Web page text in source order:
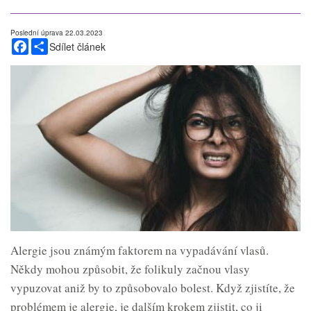
Poslední úprava 22.03.2023
Sdílet článek
Facebook
Share
Alergie jsou známým faktorem na vypadávání vlasů.
Někdy mohou způsobit, že folikuly začnou vlasy
vypuzovat aniž by to způsobovalo bolest. Když zjistíte, že
problémem je alergie, je dalším krokem zjistit, co ji